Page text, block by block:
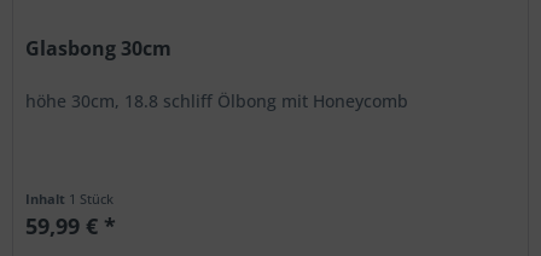
Glasbong 30cm
höhe 30cm, 18.8 schliff Ölbong mit Honeycomb
Inhalt 1 Stück
59,99 € *